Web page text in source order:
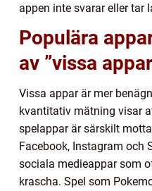
appen inte svarar eller tar
Populära
av ”vissa
Vissa appar är mer
kvantitativ mätning visar
spelappar är särskilt
Facebook, Instagram och
sociala medieappar som
krascha. Spel som